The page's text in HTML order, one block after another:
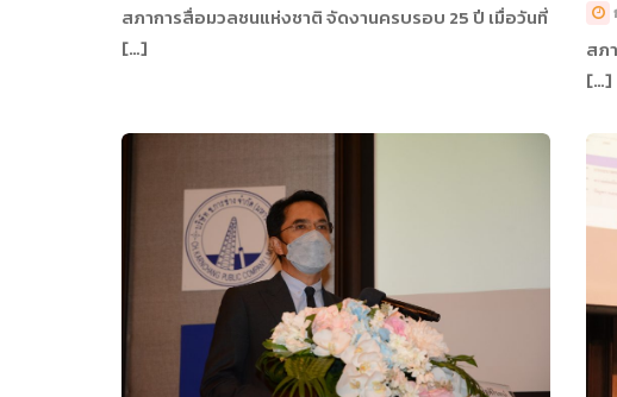
สภาการสื่อมวลชนแห่งชาติ จัดงานครบรอบ 25 ปี เมื่อวันที่
[…]
สภ
[…]